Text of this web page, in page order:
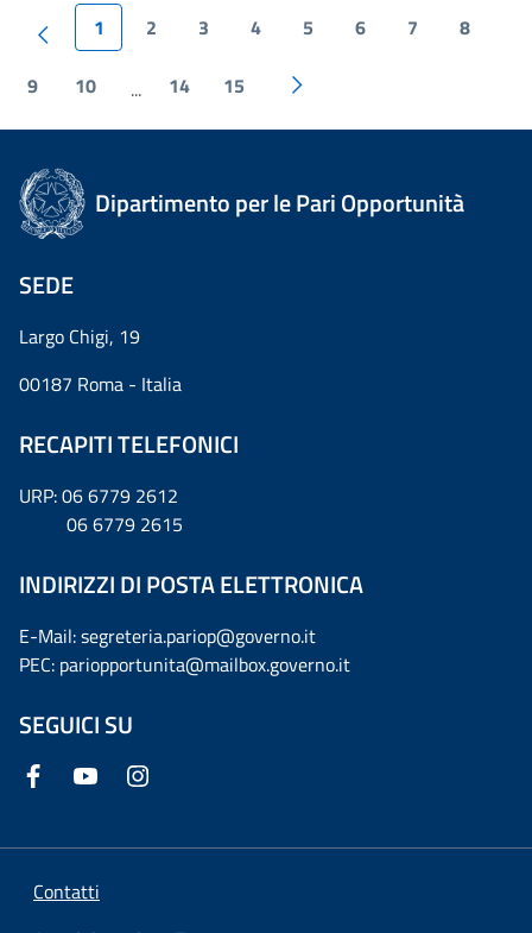
1 2 3 4 5 6 7 8
9 10 ... 14 15
Dipartimento per le Pari Opportunità
SEDE
Largo Chigi, 19
00187 Roma - Italia
RECAPITI TELEFONICI
URP: 06 6779 2612
06 6779 2615
INDIRIZZI DI POSTA ELETTRONICA
E-Mail: segreteria.pariop@governo.it
PEC: pariopportunita@mailbox.governo.it
SEGUICI SU
Contatti